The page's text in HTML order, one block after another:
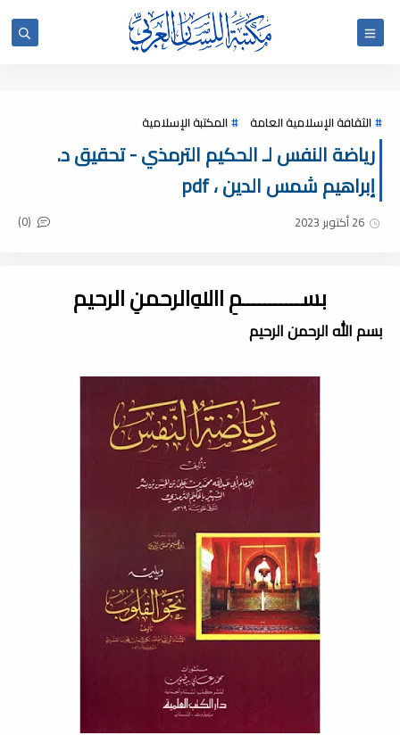
الثقافة الإسلامية العامة المكتبة الإسلامية
رياضة النفس لـ الحكيم الترمذي - تحقيق د.
إبراهيم شمس الدين ، pdf
26 أكتوبر 2023 (0)
بســـــــــــمِ اﷲِالرحمنِ الرحيم
بسم الله الرحمن الرحيم